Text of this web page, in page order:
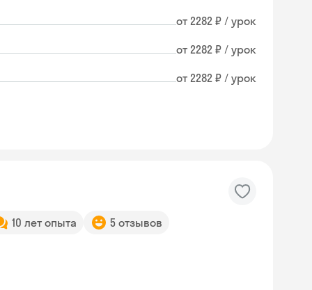
от 2282 ₽ / урок
от 2282 ₽ / урок
от 2282 ₽ / урок
10 лет опыта 5 отзывов